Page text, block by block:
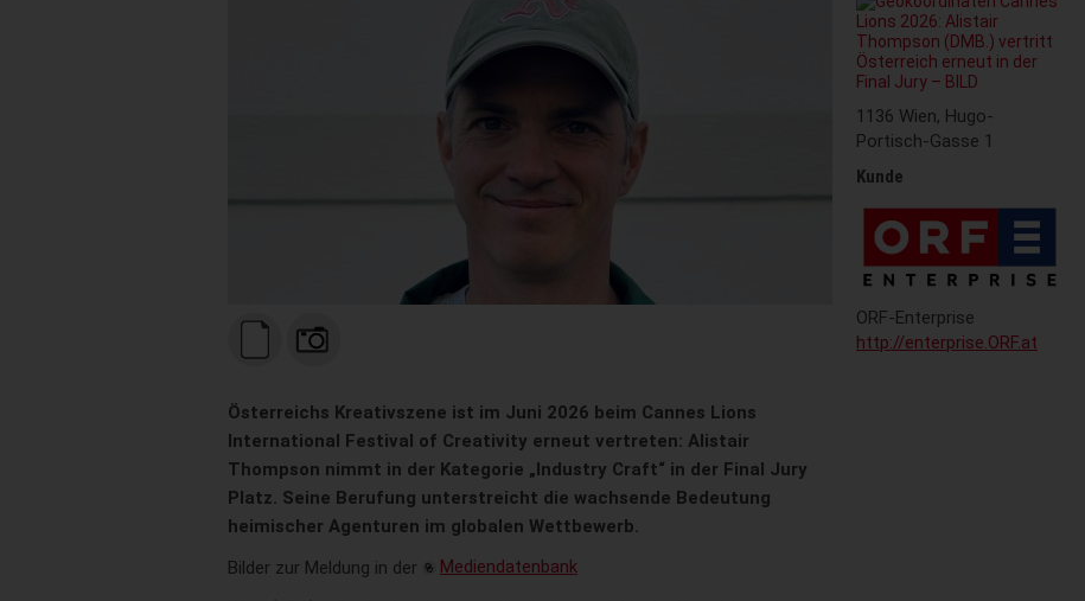
Österreichs Kreativszene ist im Juni 2026 beim Cannes Lions
International Festival of Creativity erneut vertreten: Alistair
Thompson nimmt in der Kategorie „Industry Craft“ in der Final Jury
Platz. Seine Berufung unterstreicht die wachsende Bedeutung
heimischer Agenturen im globalen Wettbewerb.
Bilder zur Meldung in der
Mediendatenbank
1136 Wien, Hugo-
Portisch-Gasse 1
Kunde
ORF-Enterprise
http://enterprise.ORF.at